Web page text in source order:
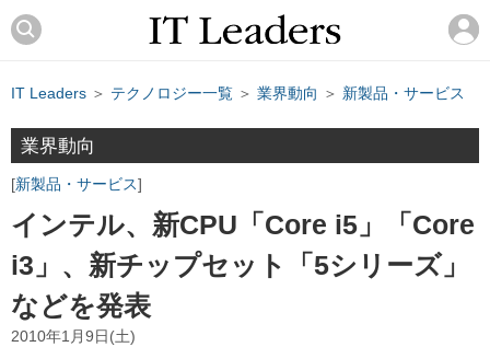
IT Leaders ＞ テクノロジー一覧 ＞ 業界動向 ＞ 新製品・サービス
業界動向
新製品・サービス
インテル、新CPU「Core i5」「Core
i3」、新チップセット「5シリーズ」
などを発表
2010年1月9日(土)